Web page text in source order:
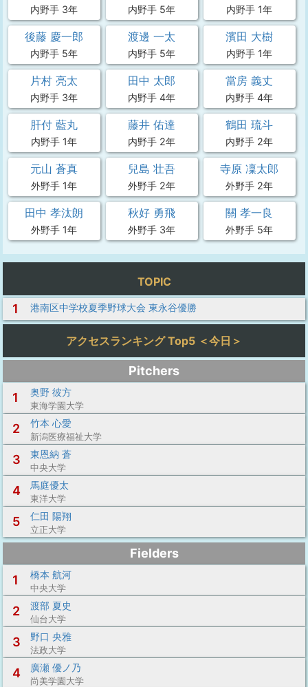
内野手 3年 内野手 5年 内野手 1年
後藤 慶一郎
内野手 5年
渡邊 一太
内野手 5年
濱田 大樹
内野手 1年
片村 亮太
内野手 3年
田中 太郎
内野手 4年
當房 義丈
内野手 4年
肝付 藍丸
内野手 1年
藤井 佑達
内野手 2年
鶴田 琉斗
内野手 2年
元山 蒼真
外野手 1年
兒島 壮吾
外野手 2年
寺原 凜太郎
外野手 2年
田中 孝汰朗
外野手 1年
秋好 勇飛
外野手 3年
關 孝一良
外野手 5年
TOPIC
1 港南区中学校夏季野球大会 東永谷優勝
アクセスランキング Top5 ＜今日＞
Pitchers
1
奥野 彼方
東海学園大学
2 竹本 心愛
新潟医療福祉大学
3 東恩納 蒼
中央大学
4 馬庭優太
東洋大学
5 仁田 陽翔
立正大学
Fielders
1
橋本 航河
中央大学
2 渡部 夏史
仙台大学
3 野口 央雅
法政大学
4 廣瀬 優ノ乃
尚美学園大学